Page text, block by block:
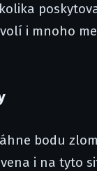
i mnoho
bodu
i na tyto